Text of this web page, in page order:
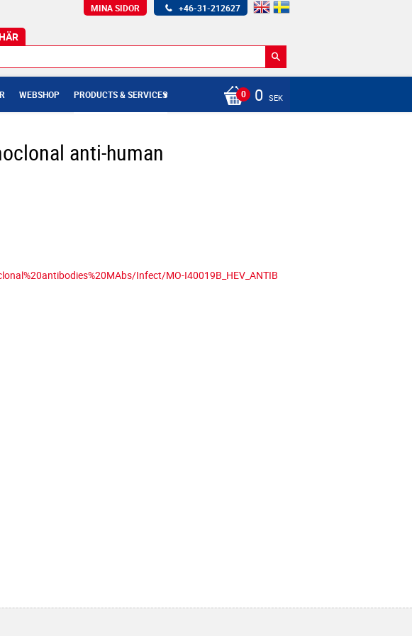
+46-31-212627
MINA SIDOR
WEBSHOP PRODUCTS & SERVICES 0 SEK
anti-human
Infect/MO-I40019B_HEV_ANTIB